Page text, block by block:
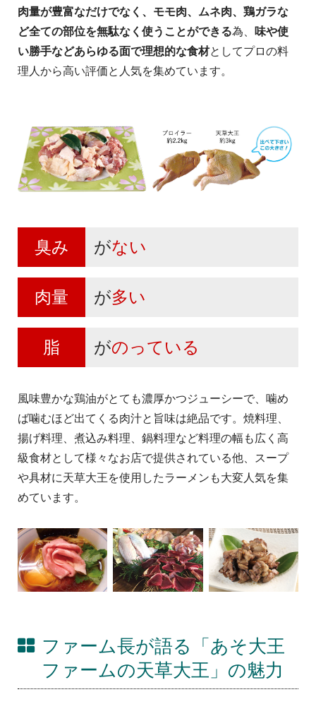
肉量が豊富なだけでなく、モモ肉、ムネ肉、鶏ガラな
ど全ての部位を無駄なく使うことができる為、 味や使
い勝手などあらゆる面で理想的な食材としてプロの料
理人から高い評価と人気を集めています。
臭み がない
肉量 が多い
脂 がのっている
風味豊かな鶏油がとても濃厚かつジューシーで、噛め
ば噛むほど出てくる肉汁と旨味は絶品です。焼料理、
揚げ料理、煮込み料理、鍋料理など料理の幅も広く高
級食材として様々なお店で提供されている他、スープ
や具材に天草大王を使用したラーメンも大変人気を集
めています。
ファーム長が語る「あそ大王
ファームの天草大王」の魅力